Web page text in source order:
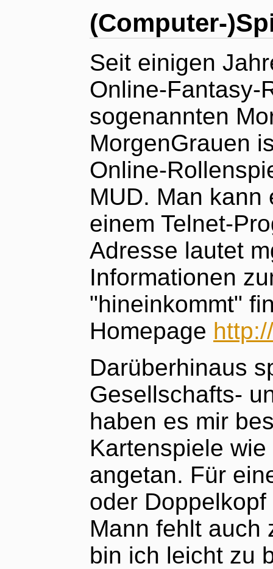
(Computer-
Seit einigen
Online-Fantasy-
sogenannten
MorgenGrauen
Online-
MUD. Man kann
einem Telnet-
Adresse lautet
Informationen
"hineinkommt"
Homepage
Darüberhinaus
Gesellschafts-
haben es mir
Kartenspiele
angetan. Für
oder
Mann fehlt auch
bin ich leicht zu